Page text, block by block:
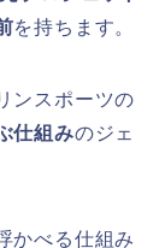
を持ちます。
ンスポーツの
仕組みのジェ
かべる仕組み